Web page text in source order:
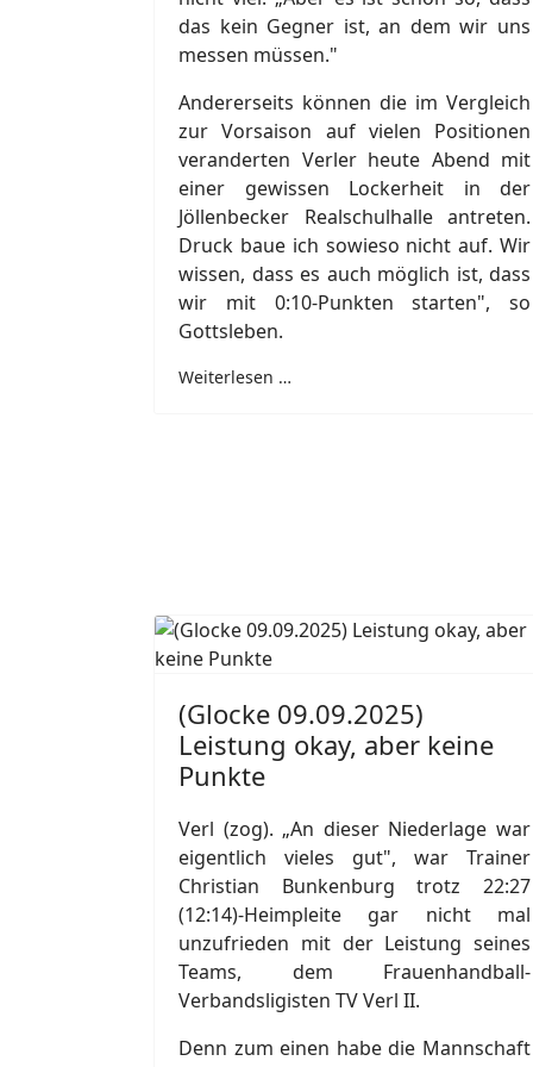
das kein Gegner ist, an dem wir uns
messen müssen."
Andererseits können die im Vergleich
zur Vorsaison auf vielen Positionen
veranderten Verler heute Abend mit
einer gewissen Lockerheit in der
Jöllenbecker Realschulhalle antreten.
Druck baue ich sowieso nicht auf. Wir
wissen, dass es auch möglich ist, dass
wir mit 0:10-Punkten starten", so
Gottsleben.
Weiterlesen …
(Glocke 09.09.2025)
Leistung okay, aber keine
Punkte
Verl (zog). „An dieser Niederlage war
eigentlich vieles gut", war Trainer
Christian Bunkenburg trotz 22:27
(12:14)-Heimpleite gar nicht mal
unzufrieden mit der Leistung seines
Teams, dem Frauenhandball-
Verbandsligisten TV Verl II.
Denn zum einen habe die Mannschaft